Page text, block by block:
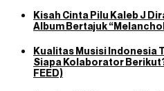
Kisah Cinta Pilu Kaleb J
Album Bertajuk
Kualitas Musisi Indonesia
Siapa Kolaborator
FEED)